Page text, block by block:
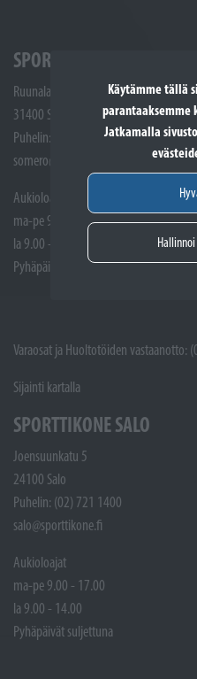
Käytämme tällä
parantaaksemme
Jatkamalla
SPORTTIKONE SOMERO
Ruunalantie 5
31400 Somero
Puhelin: (02) 748 9300
somero@sporttikone.fi
Aukioloajat
ma-pe 9.00 - 17.00
la 9.00 - 14.00
Pyhäpäivät suljettuna
Varaosat ja Huoltotöiden vastaanotto:
Sijainti kartalla
SPORTTIKONE SALO
Joensuunkatu 5
24100 Salo
Puhelin: (02) 721 1400
salo@sporttikone.fi
Aukioloajat
ma-pe 9.00 - 17.00
la 9.00 - 14.00
Pyhäpäivät suljettuna